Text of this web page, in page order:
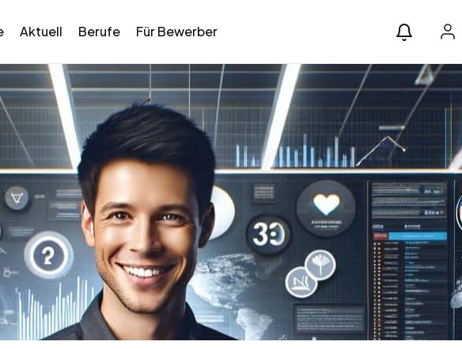
Aktuell Berufe Für Bewerber